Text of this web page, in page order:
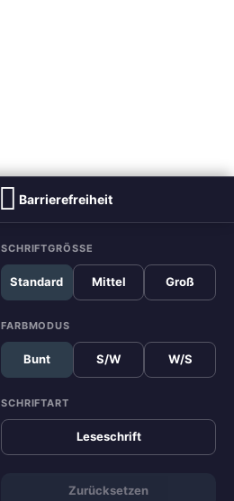
Barrierefreiheit
SCHRIFTGRÖSSE
Standard Mittel Groß
FARBMODUS
Bunt S/W W/S
SCHRIFTART
Leseschrift
Zurücksetzen